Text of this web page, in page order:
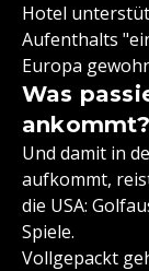
Hotel
Aufenthalts
Europa
Was
ankommt?
Und damit in
aufkommt,
die USA:
Spiele.
Vollgepackt